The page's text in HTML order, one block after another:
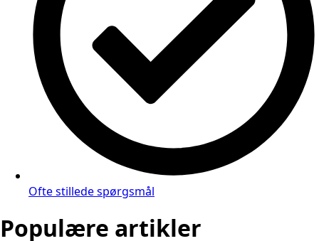
Ofte stillede spørgsmål
Populære artikler